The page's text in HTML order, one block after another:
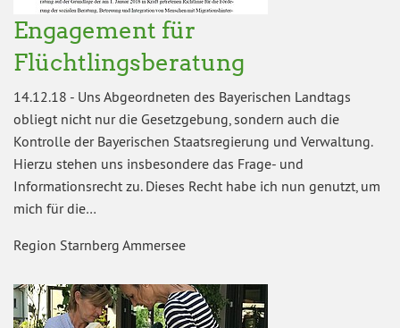
Engagement für
Flüchtlingsberatung
14.12.18 - Uns Abgeordneten des Bayerischen Landtags
obliegt nicht nur die Gesetzgebung, sondern auch die
Kontrolle der Bayerischen Staatsregierung und Verwaltung.
Hierzu stehen uns insbesondere das Frage- und
Informationsrecht zu. Dieses Recht habe ich nun genutzt, um
mich für die…
Region Starnberg Ammersee